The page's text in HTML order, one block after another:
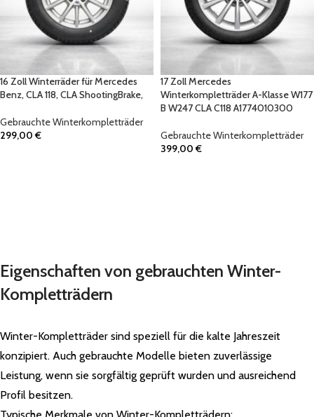
16 Zoll Winterräder für Mercedes
Benz, CLA 118, CLA ShootingBrake,
Gebrauchte Winterkompletträder
299,00€
17 Zoll Mercedes
Winterkompletträder A-Klasse W177
B W247 CLA C118 A1774010300
Gebrauchte Winterkompletträder
399,00€
Eigenschaften von gebrauchten Winter-
Kompletträdern
Winter-Kompletträder sind speziell für die kalte Jahreszeit
konzipiert. Auch gebrauchte Modelle bieten zuverlässige
Leistung, wenn sie sorgfältig geprüft wurden und ausreichend
Profil besitzen.